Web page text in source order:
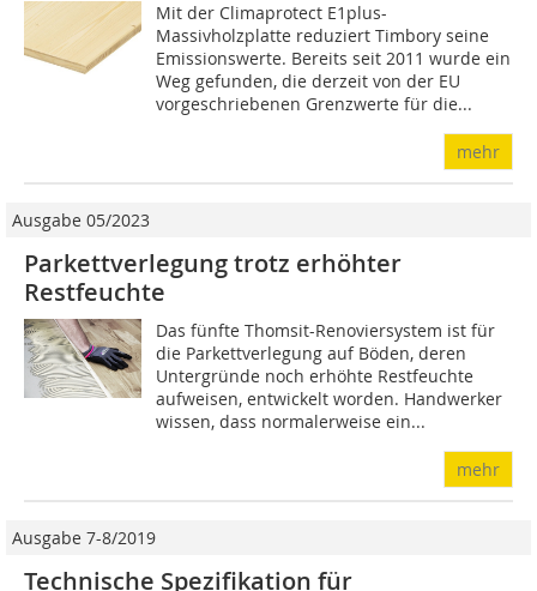
Mit der Climaprotect E1plus-
Massivholzplatte reduziert Timbory seine
Emissionswerte. Bereits seit 2011 wurde ein
Weg gefunden, die derzeit von der EU
vorgeschriebenen Grenzwerte für die...
mehr
Ausgabe 05/2023
Parkettverlegung trotz erhöhter
Restfeuchte
Das fünfte Thomsit-Renoviersystem ist für
die Parkettverlegung auf Böden, deren
Untergründe noch erhöhte Restfeuchte
aufweisen, entwickelt worden. Handwerker
wissen, dass normaler­weise ein...
mehr
Ausgabe 7-8/2019
Technische Spezifikation für